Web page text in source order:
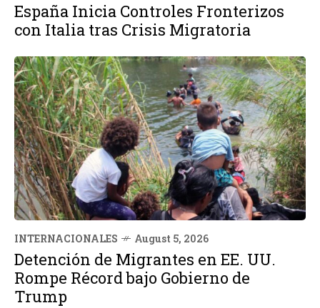
España Inicia Controles Fronterizos
con Italia tras Crisis Migratoria
INTERNACIONALES August 5, 2026
Detención de Migrantes en EE. UU.
Rompe Récord bajo Gobierno de
Trump